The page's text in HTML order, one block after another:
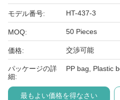
モデル番号: HT-437-3
MOQ: 50 Pieces
価格: 交渉可能
パッケージの詳
細:
PP bag, Plastic
最もよい価格を得なさい